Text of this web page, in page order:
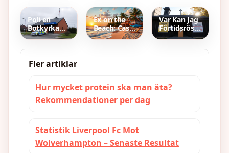
och
Macrons
dotter
och Tabell
cm
Poli en
Botkyrka
ena te nytt
och kontakt
Ex on the
Beach: Cast,
streaming
nytt 2026
Var Kan Jag
Förtidsrösta
i Kyrkovalet
Platser 2025
Fler artiklar
Hur mycket protein ska man äta?
Rekommendationer per dag
Statistik Liverpool Fc Mot
Wolverhampton – Senaste Resultat